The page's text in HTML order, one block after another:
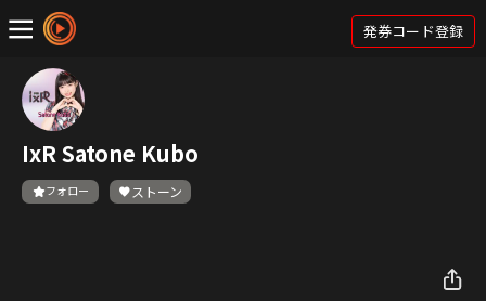
発券コード登録
IxR Satone Kubo
フォロー ストーン